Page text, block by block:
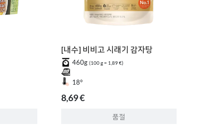
[내수] 비비고 시래기 감자탕
460g (100 g = 1,89 €)
18°
8,69 €
품절